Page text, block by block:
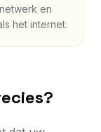
en
het internet.